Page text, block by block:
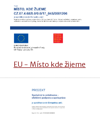
EU - Místo kde žijeme